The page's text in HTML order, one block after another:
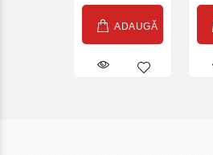
ADAUGĂ